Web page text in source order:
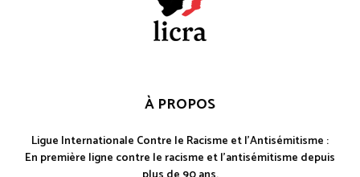
À PROPOS
Ligue Internationale Contre le Racisme et l'Antisémitisme :
En première ligne contre le racisme et l'antisémitisme depuis